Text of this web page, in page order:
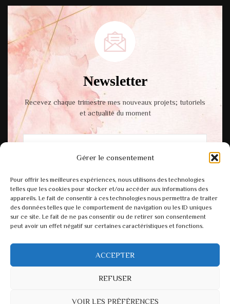
Gérer le consentement
Pour offrir les meilleures expériences, nous utilisons des technologies
telles que les cookies pour stocker et/ou accéder aux informations des
appareils. Le fait de consentir à ces technologies nous permettra de traiter
des données telles que le comportement de navigation ou les ID uniques
sur ce site. Le fait de ne pas consentir ou de retirer son consentement
peut avoir un effet négatif sur certaines caractéristiques et fonctions.
ACCEPTER
REFUSER
VOIR LES PRÉFÉRENCES
Newsletter
Recevez chaque trimestre mes nouveaux projets; tutoriels
et actualité du moment
politique de confidentialité.